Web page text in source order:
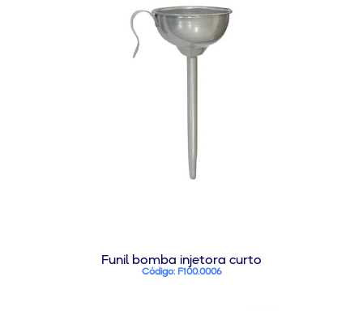
Funil bomba injetora curto
Código: F100.0006